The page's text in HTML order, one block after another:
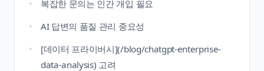
복잡한 문의는 인간 개입 필요
AI 답변의 품질 관리 중요성
[데이터 프라이버시](/blog/chatgpt-enterprise-
data-analysis) 고려